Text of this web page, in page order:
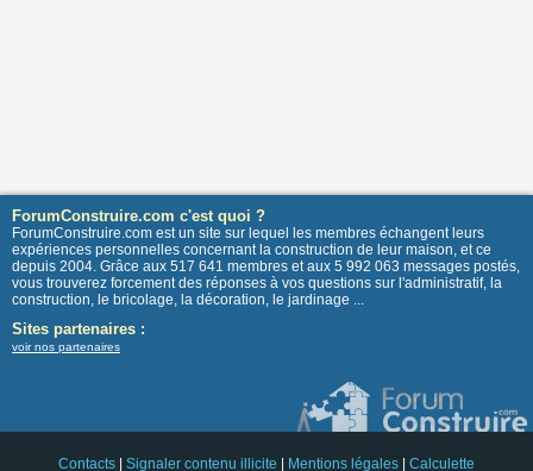
ForumConstruire.com c'est quoi ?
ForumConstruire.com est un site sur lequel les membres échangent leurs
expériences personnelles concernant la construction de leur maison, et ce
depuis 2004. Grâce aux 517 641 membres et aux 5 992 063 messages postés,
vous trouverez forcement des réponses à vos questions sur l'administratif, la
construction, le bricolage, la décoration, le jardinage ...
Sites partenaires :
voir nos partenaires
Contacts Signaler contenu illicite Mentions légales Calculette